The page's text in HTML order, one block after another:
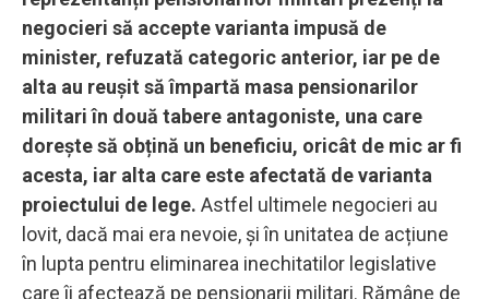
negocieri să accepte varianta impusă de
minister, refuzată categoric anterior, iar pe de
alta au reușit să împartă masa pensionarilor
militari în două tabere antagoniste, una care
dorește să obțină un beneficiu, oricât de mic ar fi
acesta, iar alta care este afectată de varianta
proiectului de lege. Astfel ultimele negocieri au
lovit, dacă mai era nevoie, și în unitatea de acțiune
în lupta pentru eliminarea inechitatilor legislative
care îi afectează pe pensionarii militari. Rămâne de